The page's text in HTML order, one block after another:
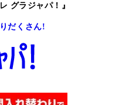
グラジャパ！』
だくさん!